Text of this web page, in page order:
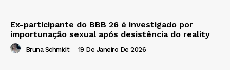
Ex-participante do BBB 26 é investigado por
importunação sexual após desistência do reality
Bruna Schmidt - 19 De Janeiro De 2026